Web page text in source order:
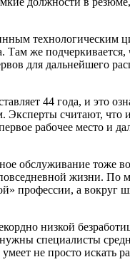
технологическим
Там же
для дальнейшего
44 года, и это
Эксперты считают, что
рабочее место и
обслуживание тоже
жизни. По
профессии, а вокруг
низкой
специалисты
не просто искать